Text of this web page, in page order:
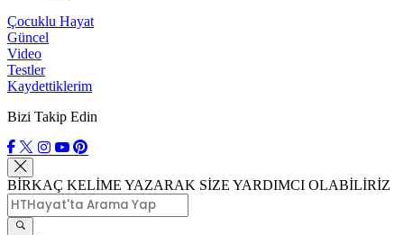
Çocuklu Hayat
Güncel
Video
Testler
Kaydettiklerim
Bizi Takip Edin
BİRKAÇ KELİME YAZARAK SİZE YARDIMCI OLABİLİRİZ